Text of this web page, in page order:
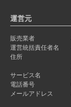
運営元
販売業者
運営統括責任者名
住所
サービス名
電話番号
メールアドレス